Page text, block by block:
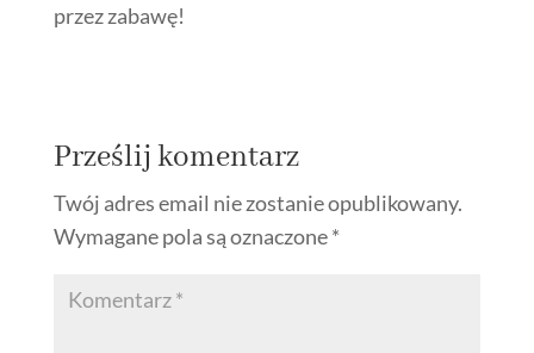
przez zabawę!
Prześlij komentarz
Twój adres email nie zostanie opublikowany.
Wymagane pola są oznaczone*